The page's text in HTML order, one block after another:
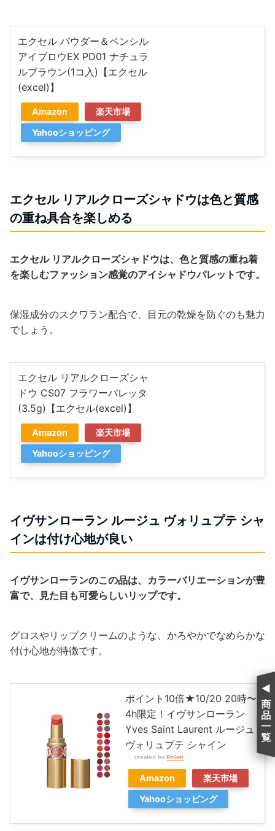
エクセル パウダー＆ペンシル
アイブロウEX PD01 ナチュラ
ルブラウン(1コ入)【エクセル
(excel)】
Amazon
楽天市場
Yahooショッピング
エクセル リアルクローズシャドウは色と質感
の重ね具合を楽しめる
エクセル リアルクローズシャドウは、色と質感の重ね着
を楽しむファッション感覚のアイシャドウパレットです。
保湿成分のスクワラン配合で、目元の乾燥を防ぐのも魅力
でしょう。
エクセル リアルクローズシャ
ドウ CS07 フラワーバレッタ
(3.5g)【エクセル(excel)】
Amazon
楽天市場
Yahooショッピング
イヴサンローラン ルージュ ヴォリュプテ シャ
インは付け心地が良い
イヴサンローランのこの品は、カラーバリエーションが豊
富で、見た目も可愛らしいリップです。
グロスやリップクリームのような、かろやかでなめらかな
付け心地が特徴です。
ポイント10倍★10/20 20時〜
4h限定！イヴサンローラン
Yves Saint Laurent ルージュ
ヴォリュプテ シャイン
created by Rinker
Amazon
楽天市場
Yahooショッピング
商
品
一
覧